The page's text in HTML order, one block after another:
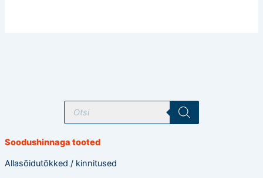
T
o
t
o
t
Soodushinnaga tooted
Allasõidutõkked / kinnitused